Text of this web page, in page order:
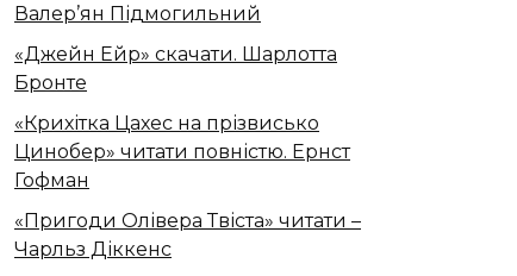
Валер’ян Підмогильний
«Джейн Ейр» скачати. Шарлотта
Бронте
«Крихітка Цахес на прізвисько
Цинобер» читати повністю. Ернст
Гофман
«Пригоди Олівера Твіста» читати –
Чарльз Діккенс